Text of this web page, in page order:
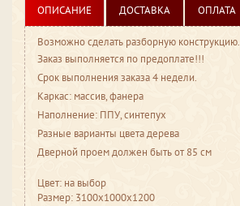
ОПИСАНИЕ ДОСТАВКА ОПЛАТА
Возможно сделать разборную конструкцию.
Заказ выполняется по предоплате!!!
Срок выполнения заказа 4 недели.
Каркас: массив, фанера
Наполнение: ППУ, синтепух
Разные варианты цвета дерева
Дверной проем должен быть от 85 см
Цвет: на выбор
Размер: 3100x1000x1200